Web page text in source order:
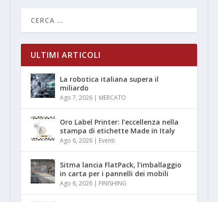
ULTIMI ARTICOLI
La robotica italiana supera il
miliardo
Ago 7, 2026| MERCATO
Oro Label Printer: l’eccellenza nella
stampa di etichette Made in Italy
Ago 6, 2026| Eventi
Sitma lancia FlatPack, l’imballaggio
in carta per i pannelli dei mobili
Ago 6, 2026| FINISHING